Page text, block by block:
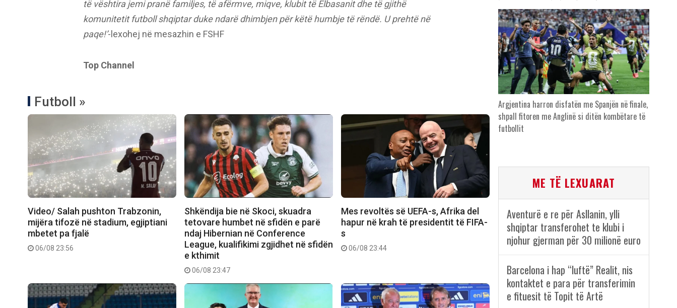
të vështira jemi pranë familjes, të afërmve, miqve, klubit të Elbasanit dhe të gjithë
komunitetit futboll shqiptar duke ndarë dhimbjen për këtë humbje të rëndë. U prehtë në
paqe!’-lexohej në mesazhin e FSHF
Top Channel
Futboll »
Video/ Salah pushton Trabzonin,
mijëra tifozë në stadium, egjiptiani
mbetet pa fjalë
06/08 23:56
Shkëndija bie në Skoci, skuadra
tetovare humbet në sfidën e parë
ndaj Hibernian në Conference
League, kualifikimi zgjidhet në sfidën
e kthimit
06/08 23:47
Mes revoltës së UEFA-s, Afrika del
hapur në krah të presidentit të FIFA-
s
06/08 23:44
Argjentina harron disfatën me Spanjën në finale,
shpall fitoren me Anglinë si ditën kombëtare të
futbollit
ME TË LEXUARAT
Aventurë e re për Asllanin, ylli
shqiptar transferohet te klubi i
njohur gjerman për 30 milionë euro
Barcelona i hap “luftë” Realit, nis
kontaktet e para për transferimin
e fituesit të Topit të Artë